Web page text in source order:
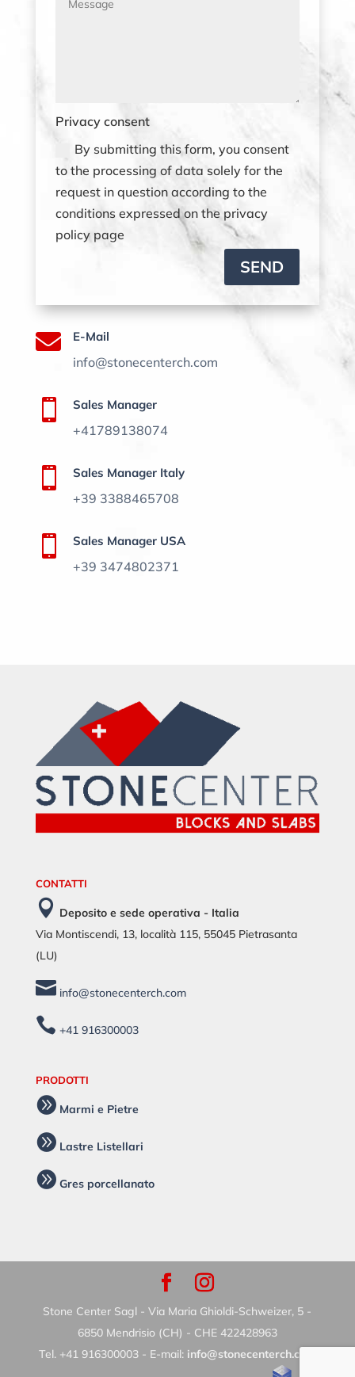
Privacy consent
By submitting this form, you consent
to the processing of data solely for the
request in question according to the
conditions expressed on the privacy
policy page
SEND
 E-Mail
info@stonecenterch.com
 Sales Manager
+41789138074
 Sales Manager Italy
+39 3388465708
 Sales Manager USA
+39 3474802371
CONTATTI
 Deposito e sede operativa - Italia
Via Montiscendi, 13, località 115, 55045 Pietrasanta
(LU)
info@stonecenterch.com
 +41 916300003
PRODOTTI
 Marmi e Pietre
 Lastre Listellari
 Gres porcellanato
Stone Center Sagl - Via Maria Ghioldi-Schweizer, 5 -
6850 Mendrisio (CH) - CHE 422428963
Tel. +41 916300003 - E-mail: info@stonecenterch.com